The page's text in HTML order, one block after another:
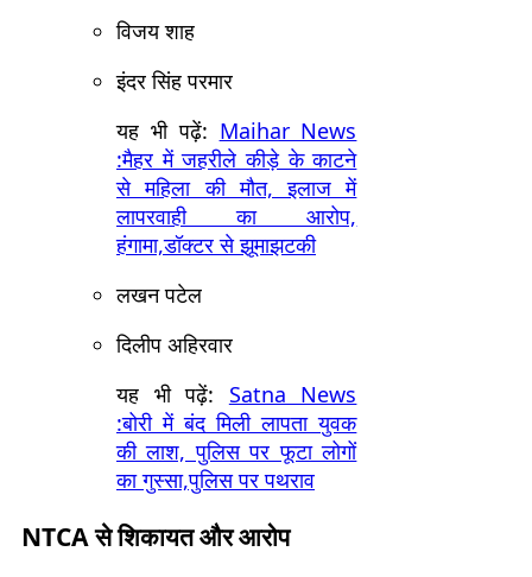
विजय शाह
इंदर सिंह परमार
यह भी पढ़ें: Maihar News
:मैहर में जहरीले कीड़े के काटने
से महिला की मौत, इलाज में
लापरवाही का आरोप,
हंगामा,डॉक्टर से झूमाझटकी
लखन पटेल
दिलीप अहिरवार
यह भी पढ़ें:
Satna News
:बोरी में बंद मिली लापता युवक
की लाश, पुलिस पर फूटा लोगों
का गुस्सा,पुलिस पर पथराव
NTCA से शिकायत और आरोप